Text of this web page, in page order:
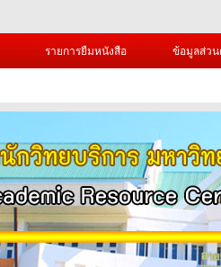
รายการยืมหนังสือ ข้อมูลส่ว